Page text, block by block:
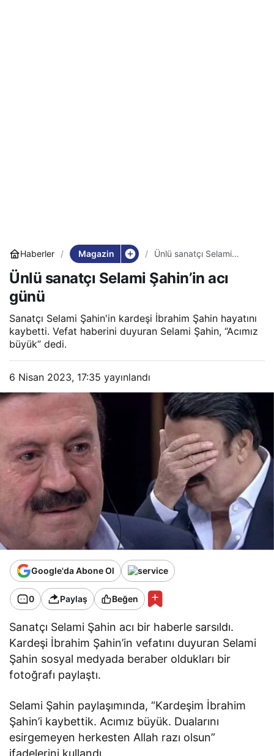
Haberler Magazin
Ünlü sanatçı Selami
Ünlü sanatçı Selami Şahin’in acı
günü
Sanatçı Selami Şahin'in kardeşi İbrahim Şahin hayatını
kaybetti. Vefat haberini duyuran Selami Şahin, “Acımız
büyük” dedi.
6 Nisan 2023, 17:35 yayınlandı
Google'da Abone Ol
0 Paylaş Beğen
Sanatçı Selami Şahin acı bir haberle sarsıldı.
Kardeşi İbrahim Şahin’in vefatını duyuran Selami
Şahin sosyal medyada beraber oldukları bir
fotoğrafı paylaştı.
Selami Şahin paylaşımında, “Kardeşim İbrahim
Şahin’i kaybettik. Acımız büyük. Dualarını
esirgemeyen herkesten Allah razı olsun”
ifadelerini kullandı.